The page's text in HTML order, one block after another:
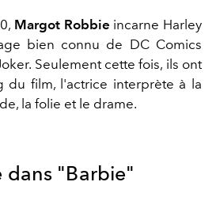
Margot Robbie incarne Harley
bien connu de DC Comics
Seulement cette fois, ils ont
du film, l'actrice interprète à la
la folie et le drame.
dans "Barbie"